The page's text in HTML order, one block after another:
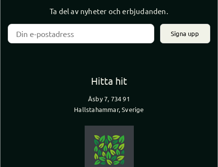
Ta del av nyheter och erbjudanden.
Signa upp
Hitta hit
Åsby 7, 734 91
Hallstahammar, Sverige